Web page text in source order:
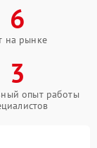
6
на рынке
3
опыт работы